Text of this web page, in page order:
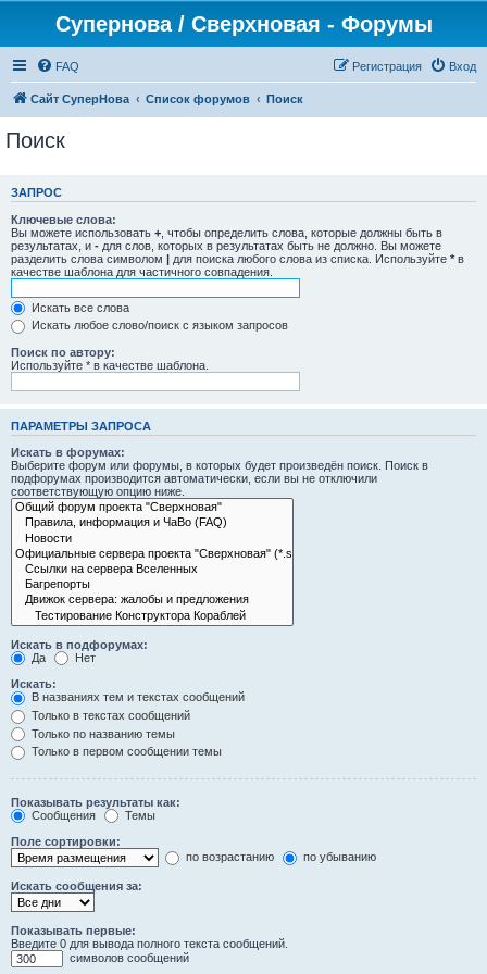
Супернова / Сверхновая - Форумы
FAQ Вход
Регистрация
Сайт СуперНова Список форумов Поиск
Поиск
ЗАПРОС
Ключевые слова:
Вы можете использовать + , чтобы определить слова, которые должны быть в
результатах, и - для слов, которых в результатах быть не должно. Вы можете
разделить слова символом | для поиска любого слова из списка. Используйте * в
качестве шаблона для частичного совпадения.
Искать все слова
Искать любое слово/поиск с языком запросов
Поиск по автору:
Используйте * в качестве шаблона.
ПАРАМЕТРЫ ЗАПРОСА
Искать в форумах:
Выберите форум или форумы, в которых будет произведён поиск. Поиск в
подфорумах производится автоматически, если вы не отключили
соответствующую опцию ниже.
Искать в подфорумах:
Да
Нет
Искать:
В названиях тем и текстах сообщений
Только в текстах сообщений
Только по названию темы
Только в первом сообщении темы
Показывать результаты как:
Сообщения
Темы
Поле сортировки:
по возрастанию
по убыванию
Искать сообщения за:
Показывать первые:
Введите 0 для вывода полного текста сообщений.
символов сообщений